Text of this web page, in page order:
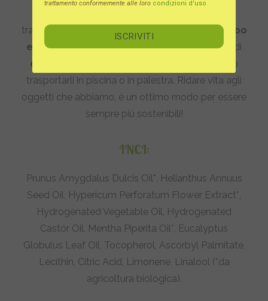
trasformare
nel contenitore ideale di shampoo
e balsami solidie altri detergenti e saponi solidi
quando siamo in viaggio
o quando vogliamo
trasportarli in piscina o in palestra. Ridare vita agli
oggetti che abbiamo, è un ottimo modo per essere
sempre più sostenibili!
INCI:
Prunus Amygdalus Dulcis Oil*, Helianthus Annuus
Seed Oil, Hypericum Perforatum Flower Extract*,
Hydrogenated Vegetable Oil, Hydrogenated
Castor Oil, Mentha Piperita Oil*, Eucalyptus
Globulus Leaf Oil, Tocopherol, Ascorbyl Palmitate,
Lecithin, Citric Acid, Limonene, Linalool (*da
agricoltura biologica).
trattamento conformemente alle loro condizioni d'uso